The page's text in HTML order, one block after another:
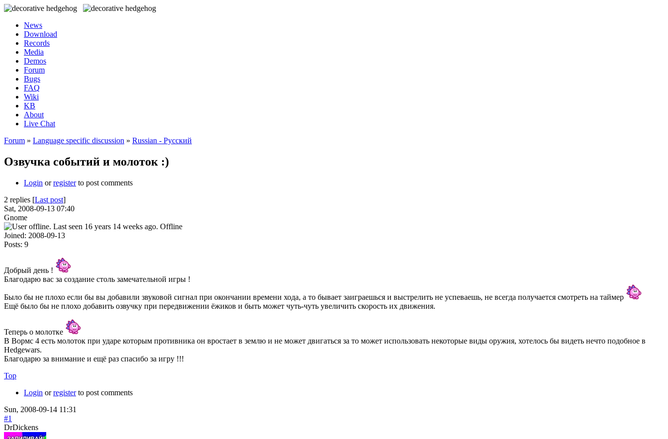
News
Download
Records
Media
Demos
Forum
Bugs
FAQ
Wiki
KB
About
Live Chat
Forum » Language specific discussion » Russian - Русский
Озвучка событий и молоток :)
Login orregisterto post comments
2 replies [Last post]
Sat, 2008-09-13 07:40
Gnome
Offline
Joined: 2008-09-13
Posts: 9
Добрый день !
Благодарю вас за создание столь замечательной игры !
Было бы не плохо если бы вы добавили звуковой сигнал при окончании времени хода, а то бывает заиграешься и выстрелить не успеваешь, не всегда получается смотреть на таймер
Ещё было бы не плохо добавить озвучку при передвижении ёжиков и быть может чуть-чуть увеличить скорость их движения.
Теперь о молотке
В Вормс 4 есть молоток при ударе которым противника он вростает в землю и не может двигаться за то может использовать некоторые виды оружия, хотелось бы видеть нечто подобное в
Hedgewars.
Благодарю за внимание и ещё раз спасибо за игру !!!
Top
Login orregisterto post comments
Sun, 2008-09-14 11:31
#1
DrDickens